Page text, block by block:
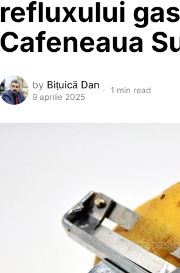
refluxului
Cafeneaua
by Bițuică Dan
9 aprilie 2025
1 min read